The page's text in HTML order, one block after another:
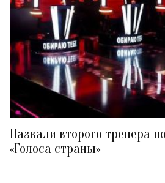
Назвали второго тренера
«Голоса страны»